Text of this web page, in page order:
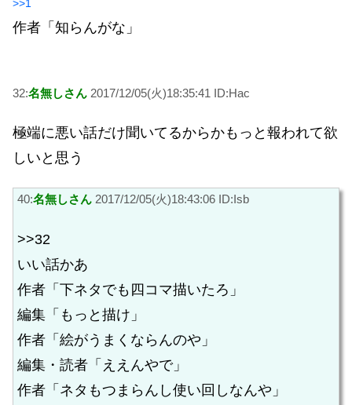
>>1
作者「知らんがな」
32:名無しさん 2017/12/05(火)18:35:41 ID:Hac
極端に悪い話だけ聞いてるからかもっと報われて欲
しいと思う
40:名無しさん 2017/12/05(火)18:43:06 ID:Isb
>>32
いい話かあ
作者「下ネタでも四コマ描いたろ」
編集「もっと描け」
作者「絵がうまくならんのや」
編集・読者「ええんやで」
作者「ネタもつまらんし使い回しなんや」